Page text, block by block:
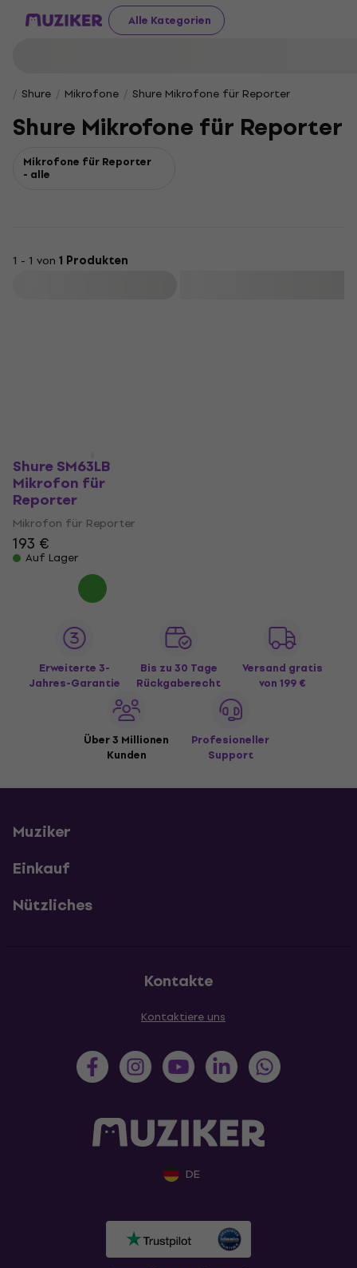
Alle Kategorien
Shure Mikrofone Shure Mikrofone für Reporter
Shure Mikrofone für Reporter
Mikrofone für Reporter
- alle
1 - 1 von 1 Produkten
Shure SM63LB
Mikrofon für
Reporter
Mikrofon für Reporter
193 €
Auf Lager
Erweiterte 3-
Jahres-Garantie
Bis zu 30 Tage
Rückgaberecht
Versand gratis
von 199 €
Über 3 Millionen
Kunden
Profesioneller
Support
Muziker
Einkauf
Nützliches
Kontakte
Kontaktiere uns
DE